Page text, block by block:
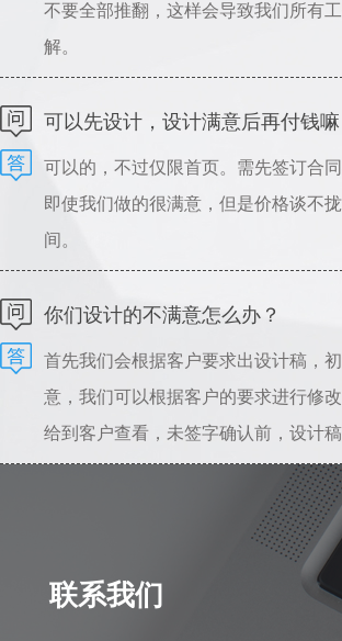
不要全部推翻，这样会导致我们所有
解。
可以先设计，设计满意后再付钱嘛
可以的，不过仅限首页。需先签订合
即使我们做的很满意，但是价格谈不
间。
你们设计的不满意怎么办？
首先我们会根据客户要求出设计稿，
意，我们可以根据客户的要求进行修
给到客户查看，未签字确认前，设计
次数的。所以只要能给到准确的修改
计一直不满意的情况。若初稿我司设
差较大，我司愿意从头做起，之前的
自行承担。
联系我们